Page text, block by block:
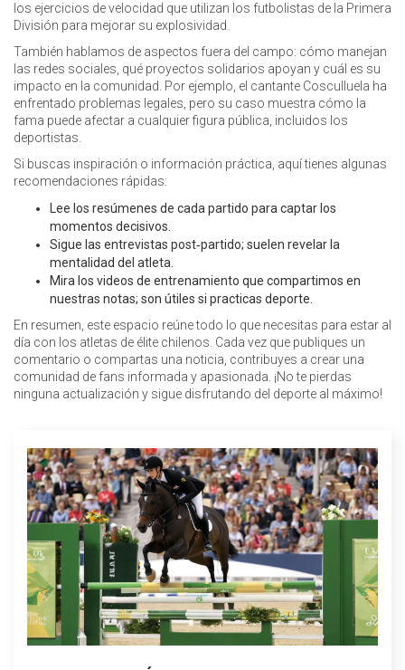
los ejercicios de velocidad que utilizan los futbolistas de la Primera
División para mejorar su explosividad.
También hablamos de aspectos fuera del campo: cómo manejan
las redes sociales, qué proyectos solidarios apoyan y cuál es su
impacto en la comunidad. Por ejemplo, el cantante Cosculluela ha
enfrentado problemas legales, pero su caso muestra cómo la
fama puede afectar a cualquier figura pública, incluidos los
deportistas.
Si buscas inspiración o información práctica, aquí tienes algunas
recomendaciones rápidas:
Lee los resúmenes de cada partido para captar los
momentos decisivos.
Sigue las entrevistas post‑partido; suelen revelar la
mentalidad del atleta.
Mira los videos de entrenamiento que compartimos en
nuestras notas; son útiles si practicas deporte.
En resumen, este espacio reúne todo lo que necesitas para estar al
día con los atletas de élite chilenos. Cada vez que publiques un
comentario o compartas una noticia, contribuyes a crear una
comunidad de fans informada y apasionada. ¡No te pierdas
ninguna actualización y sigue disfrutando del deporte al máximo!